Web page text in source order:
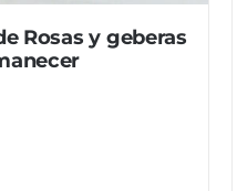
Rosas y geberas